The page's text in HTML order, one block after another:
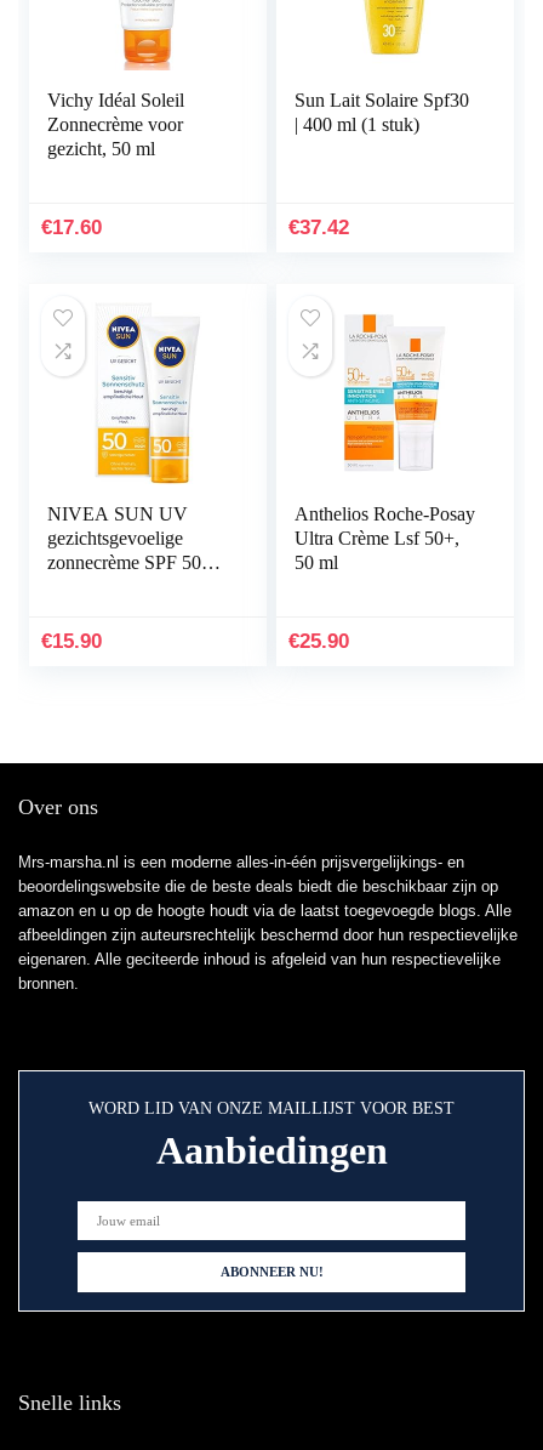
Vichy Idéal Soleil
Zonnecrème voor
gezicht, 50 ml
€17.60
Sun Lait Solaire Spf30
| 400 ml (1 stuk)
€37.42
NIVEA SUN UV
gezichtsgevoelige
zonnecrème SPF 50+
gevoelige huid…
€15.90
Anthelios Roche-Posay
Ultra Crème Lsf 50+,
50 ml
€25.90
Over ons
Mrs-marsha.nl is een moderne alles-in-één prijsvergelijkings- en
beoordelingswebsite die de beste deals biedt die beschikbaar zijn op
amazon en u op de hoogte houdt via de laatst toegevoegde blogs. Alle
afbeeldingen zijn auteursrechtelijk beschermd door hun respectievelijke
eigenaren. Alle geciteerde inhoud is afgeleid van hun respectievelijke
bronnen.
WORD LID VAN ONZE MAILLIJST VOOR BEST
Aanbiedingen
Snelle links